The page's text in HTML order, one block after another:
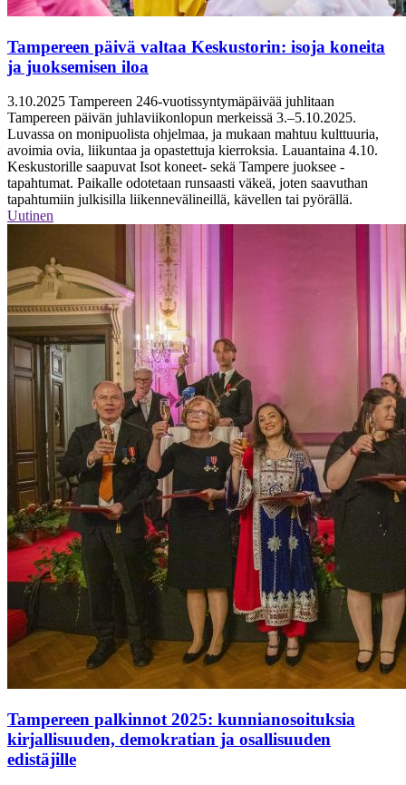
Tampereen päivä valtaa Keskustorin: isoja koneita
ja juoksemisen iloa
3.10.2025 Tampereen 246-vuotissyntymäpäivää juhlitaan
Tampereen päivän juhlaviikonlopun merkeissä 3.–5.10.2025.
Luvassa on monipuolista ohjelmaa, ja mukaan mahtuu kulttuuria,
avoimia ovia, liikuntaa ja opastettuja kierroksia. Lauantaina 4.10.
Keskustorille saapuvat Isot koneet- sekä Tampere juoksee -
tapahtumat. Paikalle odotetaan runsaasti väkeä, joten saavuthan
tapahtumiin julkisilla liikennevälineillä, kävellen tai pyörällä.
Uutinen
Tampereen palkinnot 2025: kunnianosoituksia
kirjallisuuden, demokratian ja osallisuuden
edistäjille